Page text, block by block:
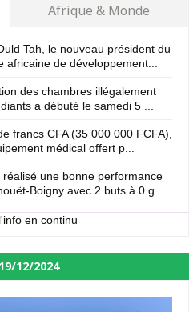
Afrique & Monde
Tah, le nouveau président du
africaine de développement...
des chambres illégalement
a débuté le samedi 5 ...
francs CFA (35 000 000 FCFA),
médical offert p...
réalisé une bonne performance
Boigny avec 2 buts à 0 g...
en continu
12/2024